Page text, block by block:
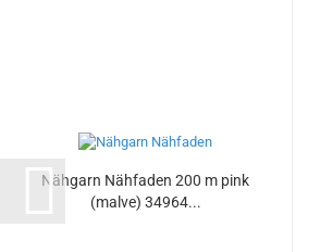
Nähgarn Nähfaden 200 m pink
(malve) 34964...